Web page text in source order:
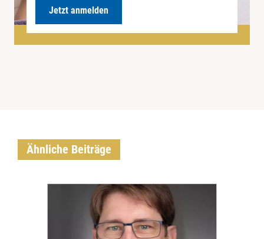
Jetzt anmelden
Ähnliche Beiträge